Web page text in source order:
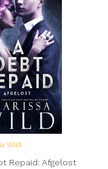
Wild
Repaid: Afgelost